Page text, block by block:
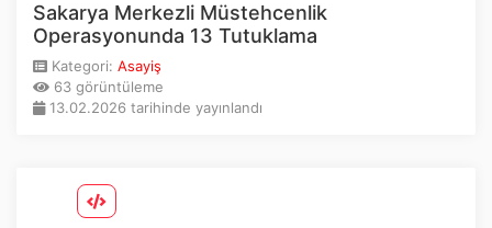
Canlı Yayın
Kategoriler
Sakarya Merkezli Müstehcenlik
Operasyonunda 13 Tutuklama
Kategori: Asayiş
63 görüntüleme
13.02.2026 tarihinde yayınlandı